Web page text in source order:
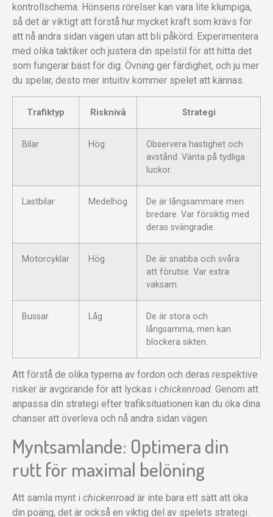
kontrollschema. Hönsens rörelser kan vara lite klumpiga,
så det är viktigt att förstå hur mycket kraft som krävs för
att nå andra sidan vägen utan att bli påkörd. Experimentera
med olika taktiker och justera din spelstil för att hitta det
som fungerar bäst för dig. Övning ger färdighet, och ju mer
du spelar, desto mer intuitiv kommer spelet att kännas.
Trafiktyp Risknivå Strategi
Bilar Hög
Observera hastighet och
avstånd. Vänta på tydliga
luckor.
Lastbilar Medelhög
De är långsammare men
bredare. Var försiktig med
deras svängradie.
Motorcyklar Hög
De är snabba och svåra
att förutse. Var extra
vaksam.
Bussar Låg
De är stora och
långsamma, men kan
blockera sikten.
Att förstå de olika typerna av fordon och deras respektive
risker är avgörande för att lyckas i chickenroad. Genom att
anpassa din strategi efter trafiksituationen kan du öka dina
chanser att överleva och nå andra sidan vägen.
Myntsamlande: Optimera din
rutt för maximal belöning
Att samla mynt i chickenroad är inte bara ett sätt att öka
din poäng, det är också en viktig del av spelets strategi.